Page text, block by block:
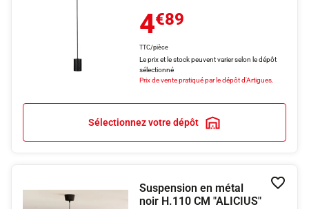
4€89
TTC/pièce
Le prix et le stock peuvent varier selon le dépôt
sélectionné
Prix de vente pratiqué par le dépôt d'Artigues.
Sélectionnez votre dépôt
Suspension en métal
noir H.110 CM "ALICIUS"